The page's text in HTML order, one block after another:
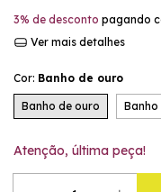
3% de desconto pagando
Ver mais detalhes
Cor: Banho de ouro
Banho de ouro
Atenção, última peça!